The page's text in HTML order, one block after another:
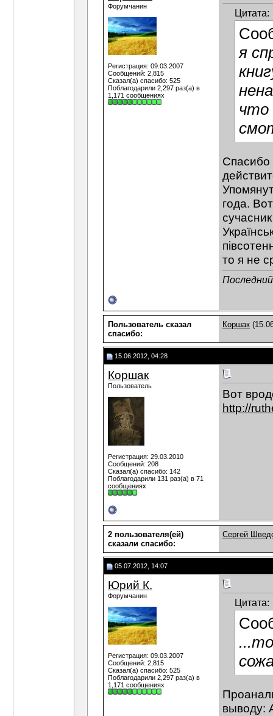
Форумчанин
Регистрация: 09.03.2007
Сообщений: 2,815
Сказал(а) спасибо: 525
Поблагодарили 2,297 раз(а) в
1,171 сообщениях
Цитата:
я
что
Спасибо
года.
то я не
Пользователь сказал
cпасибо:
Коршак
15.06.2012, 04:28
Коршак
Пользователь
Регистрация: 29.03.2010
Сообщений: 208
Сказал(а) спасибо: 142
Поблагодарили 131 раз(а) в 71
сообщениях
Вот
http://
2 пользователя(ей)
сказали cпасибо:
Сергей
05.07.2012, 14:07
Юрий К.
Форумчанин
Регистрация: 09.03.2007
Сообщений: 2,815
Сказал(а) спасибо: 525
Поблагодарили 2,297 раз(а) в
1,171 сообщениях
Цитата:
выводу: